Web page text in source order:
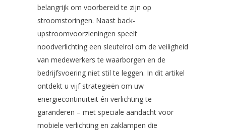
belangrijk om voorbereid te zijn op
stroomstoringen. Naast back-
upstroomvoorzieningen speelt
noodverlichting een sleutelrol om de veiligheid
van medewerkers te waarborgen en de
bedrijfsvoering niet stil te leggen. In dit artikel
ontdekt u vijf strategieën om uw
energiecontinuïteit én verlichting te
garanderen – met speciale aandacht voor
mobiele verlichting en zaklampen die